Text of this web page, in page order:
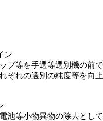
ン
プ等を手選等選別機の前で
ぞれの選別の純度等を向上
池等小物異物の除去として